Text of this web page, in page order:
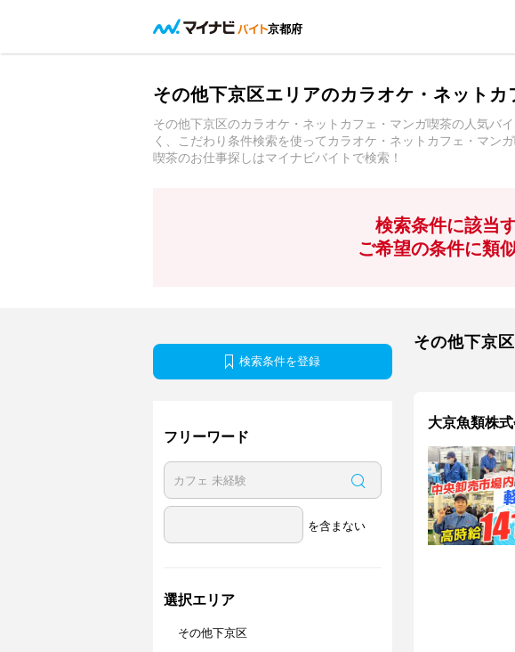
京都府
その他下京区エリアのカラオケ・ネット
その他下京区のカラオケ・ネットカフェ・マンガ喫茶の人気バ
く、こだわり条件検索を使ってカラオケ・ネットカフェ・マン
喫茶のお仕事探しはマイナビバイトで検索！
検索条件に該当
ご希望の条件に類
検索条件を登録
フリーワード
を含まない
選択エリア
その他下京区
その他下京
大京魚類株